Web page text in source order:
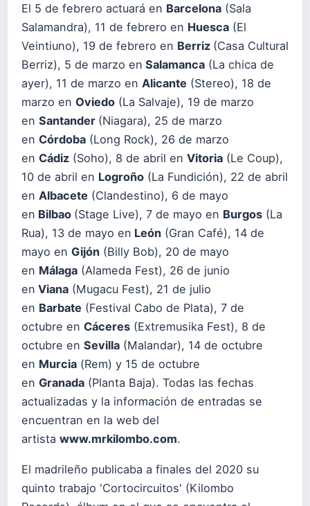
El 5 de febrero actuará en Barcelona (Sala
Salamandra), 11 de febrero en Huesca (El
Veintiuno), 19 de febrero en Berriz (Casa Cultural
Berriz), 5 de marzo en Salamanca (La chica de
ayer), 11 de marzo en Alicante (Stereo), 18 de
marzo en Oviedo (La Salvaje), 19 de marzo
en Santander (Niagara), 25 de marzo
en Córdoba (Long Rock), 26 de marzo
en Cádiz (Soho), 8 de abril en Vitoria (Le Coup),
10 de abril en Logroño (La Fundición), 22 de abril
en Albacete (Clandestino), 6 de mayo
en Bilbao (Stage Live), 7 de mayo en Burgos (La
Rua), 13 de mayo en León (Gran Café), 14 de
mayo en Gijón (Billy Bob), 20 de mayo
en Málaga (Alameda Fest), 26 de junio
en Viana (Mugacu Fest), 21 de julio
en Barbate (Festival Cabo de Plata), 7 de
octubre en Cáceres (Extremusika Fest), 8 de
octubre en Sevilla (Malandar), 14 de octubre
en Murcia (Rem) y 15 de octubre
en Granada (Planta Baja). Todas las fechas
actualizadas y la información de entradas se
encuentran en la web del
artista www.mrkilombo.com.
El madrileño publicaba a finales del 2020 su
quinto trabajo 'Cortocircuitos' (Kilombo